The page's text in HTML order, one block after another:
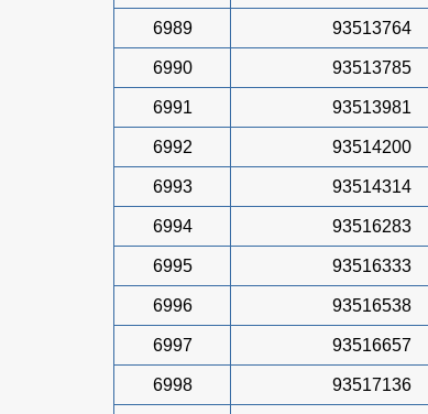
6989 93513764
6990 93513785
6991 93513981
6992 93514200
6993 93514314
6994 93516283
6995 93516333
6996 93516538
6997 93516657
6998 93517136